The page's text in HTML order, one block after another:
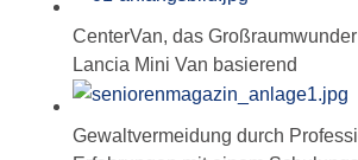
CenterVan, das
Lancia Mini Van basierend
Gewaltvermeidung durch